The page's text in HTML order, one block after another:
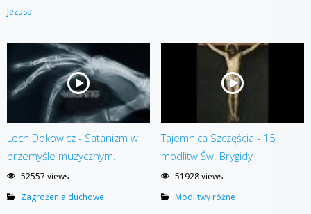
Jezusa
Lech Dokowicz - Satanizm w
przemyśle muzycznym.
52557 views
Zagrożenia duchowe
Tajemnica Szczęścia - 15
modlitw Św. Brygidy
51928 views
Modlitwy różne